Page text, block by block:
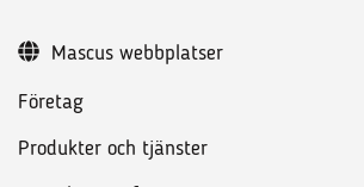
Företag
Produkter och tjänster
Mascus webbplatser